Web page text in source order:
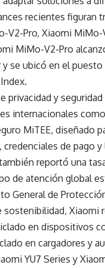
recientes figuran
V2-Pro, Xiaomi
MiMo-V2-Pro
se ubicó en el
privacidad y
internacionales
MiTEE, diseñado
de pago
reportó una
de atención global
General de
sostenibilidad,
en dispositivos
en cargadores y
YU7 Series y